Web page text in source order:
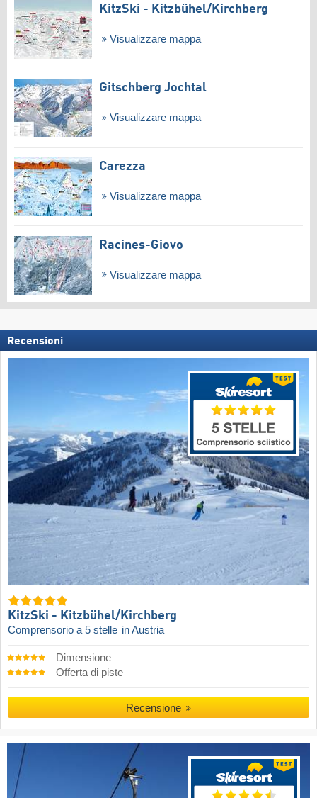
KitzSki - Kitzbühel/​Kirchberg
Visualizzare mappa
Gitschberg Jochtal
Visualizzare mappa
Carezza
Visualizzare mappa
Racines-Giovo
Visualizzare mappa
Recensioni
KitzSki - Kitzbühel/​Kirchberg
Comprensorio a 5 stelle in Austria
Dimensione
Offerta di piste
Recensione